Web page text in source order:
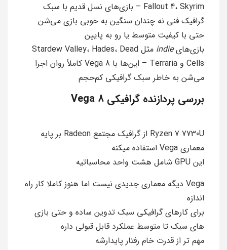
Fallout 4، Skyrim – بازی‌های نسل قدیم با سبک
گرافیک فنی نه چندان سنگین به خوبی بازی می‌شن
حتی با کیفیت متوسط یا رو به پایین
بازی‌هایindie
مثل Stardew Valley، Hades، Dead
Cells و Terraria – این‌ها با Vega 8 کاملاً روان اجرا
می‌شن به خاطر سبک گرافیکی کم‌حجم
بررسی پردازنده گرافیکی 8 Vega
Ryzen 7 7730U از گرافیک مجتمع Radeon بر پایه
معماری Vega استفاده میکنه
این GPU شامل هشت واحد محاسباتیه
Vega دیگه معماری جدیدی نیست اما هنوز کاملا کار راه
اندازه
برای کارهای گرافیکی سبک تدوین ساده و حتی بازی
های سبک تا متوسط عملکرد قابل قبولی داره
مهم تر از قدرت خام رفتار پایدارشه